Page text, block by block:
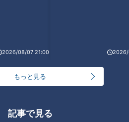
2026/08/07 21:00 2026/
もっと見る
記事で見る
か
なぜ森林の中に橋が？千葉県道
「生実本納線」の未開通区間か